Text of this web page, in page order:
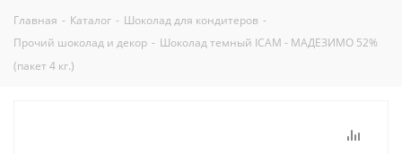
Главная - Каталог - Шоколад для кондитеров -
Прочий шоколад и декор - Шоколад темный ICAM - МАДЕЗИМО 52%
(пакет 4 кг.)